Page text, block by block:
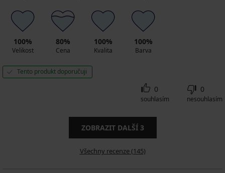
100%
Velikost
80%
Cena
100%
Kvalita
100%
Barva
Tento produkt doporučuji
0
souhlasím
0
nesouhlasím
ZOBRAZIT DALŠÍ 3
Všechny recenze (145)